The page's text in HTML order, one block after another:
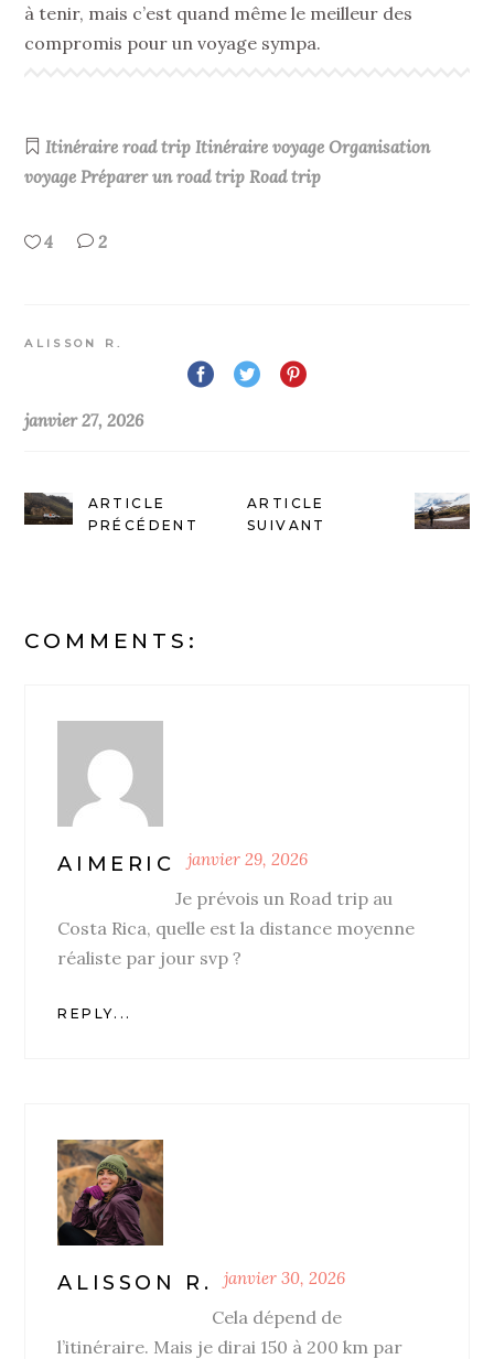
à tenir, mais c’est quand même le meilleur des
compromis pour un voyage sympa.
Itinéraire road trip Itinéraire voyage Organisation
voyage Préparer un road trip Road trip
4 2
ALISSON R.
janvier 27, 2026
ARTICLE
PRÉCÉDENT
ARTICLE
SUIVANT
COMMENTS:
AIMERIC janvier 29, 2026
Je prévois un Road trip au
Costa Rica, quelle est la distance moyenne
réaliste par jour svp ?
REPLY...
ALISSON R. janvier 30, 2026
Cela dépend de
l’itinéraire. Mais je dirai 150 à 200 km par